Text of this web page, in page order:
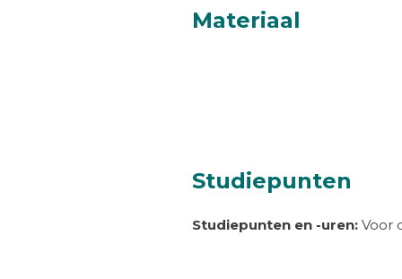
Materiaal
Studiepunten
Studiepunten en -uren: Voor